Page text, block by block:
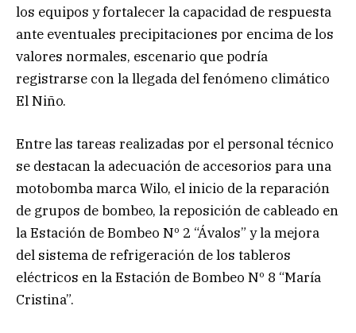
los equipos y fortalecer la capacidad de respuesta
ante eventuales precipitaciones por encima de los
valores normales, escenario que podría
registrarse con la llegada del fenómeno climático
El Niño.
Entre las tareas realizadas por el personal técnico
se destacan la adecuación de accesorios para una
motobomba marca Wilo, el inicio de la reparación
de grupos de bombeo, la reposición de cableado en
la Estación de Bombeo Nº 2 “Ávalos” y la mejora
del sistema de refrigeración de los tableros
eléctricos en la Estación de Bombeo Nº 8 “María
Cristina”.